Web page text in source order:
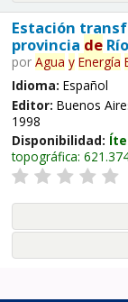
Estación
provincia de
por Agua y Energía
Idioma: Español
Editor: Buenos
1998
Disponibilidad:
topográfica: